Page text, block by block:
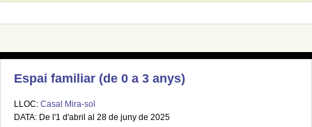
Espai familiar (de 0 a 3 anys)
LLOC: Casal Mira-sol
DATA: De l'1 d'abril al 28 de juny de 2025